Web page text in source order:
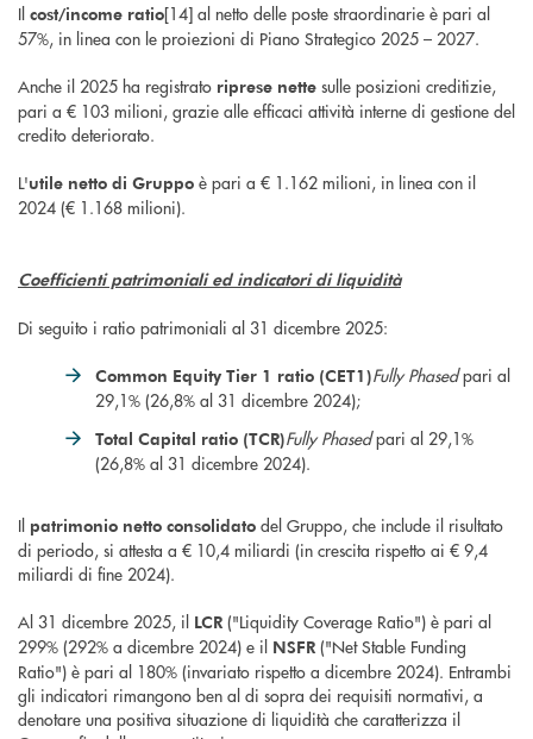
Il cost/income ratio[14] al netto delle poste straordinarie è pari al
57%, in linea con le proiezioni di Piano Strategico 2025 – 2027.
Anche il 2025 ha registrato riprese nette sulle posizioni creditizie,
pari a € 103 milioni, grazie alle efficaci attività interne di gestione del
credito deteriorato.
L'utile netto di Gruppo è pari a € 1.162 milioni, in linea con il
2024 (€ 1.168 milioni).
Coefficienti patrimoniali ed indicatori di liquidità
Di seguito i ratio patrimoniali al 31 dicembre 2025:
Common Equity Tier 1 ratio (CET1)Fully Phasedpari al
29,1% (26,8% al 31 dicembre 2024);
Total Capital ratio (TCR)Fully Phasedpari al 29,1%
(26,8% al 31 dicembre 2024).
Il patrimonio netto consolidato del Gruppo, che include il risultato
di periodo, si attesta a € 10,4 miliardi (in crescita rispetto ai € 9,4
miliardi di fine 2024).
Al 31 dicembre 2025, il LCR ("Liquidity Coverage Ratio") è pari al
299% (292% a dicembre 2024) e il NSFR ("Net Stable Funding
Ratio") è pari al 180% (invariato rispetto a dicembre 2024). Entrambi
gli indicatori rimangono ben al di sopra dei requisiti normativi, a
denotare una positiva situazione di liquidità che caratterizza il